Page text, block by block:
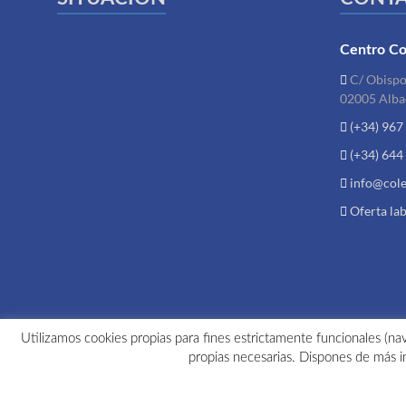
Centro
C/
02005
(+34)
(+34)
Oferta
Utilizamos cookies propias para fines estrictamente funcionales
propias necesarias. Dispones de